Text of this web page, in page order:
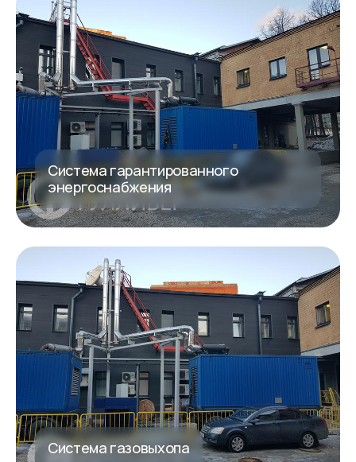
Система гарантированного
энергоснабжения
Система газовыхопа